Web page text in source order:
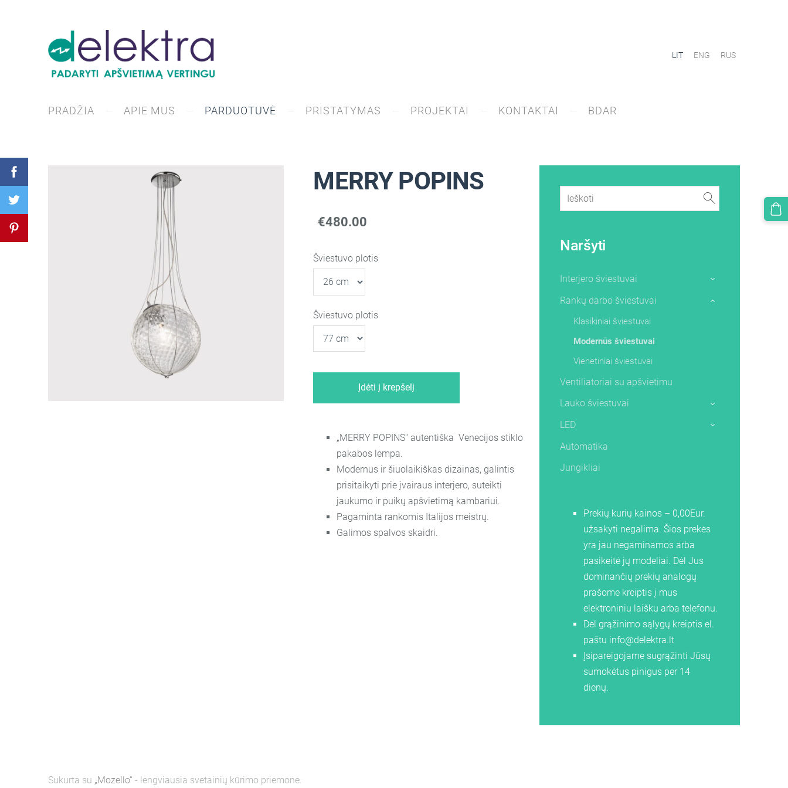
PRADŽIA APIE MUS PARDUOTUVĖ PRISTATYMAS PROJEKTAI KONTAKTAI BDAR
LIT ENG RUS
Naršyti
Interjero šviestuvai ›
Rankų darbo šviestuvai
Klasikiniai šviestuvai
Modernūs šviestuvai
Vienetiniai šviestuvai
›
Ventiliatoriai su apšvietimu
Lauko šviestuvai
›
LED ›
Automatika
Jungikliai
Prekių kurių kainos – 0,00Eur.
užsakyti negalima. Šios prekės
yra jau negaminamos arba
pasikeitė jų modeliai. Dėl Jus
dominančių prekių analogų
prašome kreiptis į mus
elektroniniu laišku arba telefonu.
Dėl grąžinimo sąlygų kreiptis el.
paštu info@delektra.lt
Įsipareigojame sugrąžinti Jūsų
sumokėtus pinigus per 14
dienų.
MERRY POPINS
€480.00
Šviestuvo plotis
Šviestuvo plotis
Įdėti į krepšelį
„MERRY POPINS" autentiška Venecijos stiklo
pakabos lempa.
Modernus ir šiuolaikiškas dizainas, galintis
prisitaikyti prie įvairaus interjero, suteikti
jaukumo ir puikų apšvietimą kambariui.
Pagaminta rankomis Italijos meistrų.
Galimos spalvos skaidri.
Sukurta su „Mozello“ - lengviausia svetainių kūrimo priemone.